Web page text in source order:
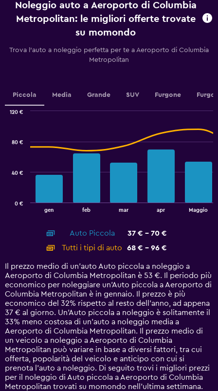
Range:
91
categories.
has
values.
Range:
40
Noleggio auto a Aeroporto di Columbia
Metropolitan: le migliori offerte trovate
su momondo
Trova l'auto a noleggio perfetta per te a Aeroporto di Columbia
Metropolitan
Piccola Media Grande SUV Furgone
14
categories.
The
chart
has
1
Y
axis
displaying
values.
Range:
0
to
120.
gen feb mar apr Maggio
0 €
40 €
80 €
120 €
Auto Piccola
37 € - 70 €
Tutti i tipi di auto
68 € - 96 €
Il prezzo medio di un'auto Auto piccola a noleggio a
Aeroporto di Columbia Metropolitan è 53 €. Il periodo più
economico per noleggiare un'Auto piccola a Aeroporto di
Columbia Metropolitan è in gennaio. Il prezzo è più
economico del 32% rispetto al resto dell'anno, ad appena
37 € al giorno. Un'Auto piccola a noleggio è solitamente il
33% meno costosa di un'auto a noleggio media a
Aeroporto di Columbia Metropolitan. Il prezzo medio di
un veicolo a noleggio a Aeroporto di Columbia
Metropolitan può variare in base a diversi fattori, tra cui
offerta, popolarità del veicolo e anticipo con cui si
prenota l'auto a noleggio. Di seguito trovi i migliori prezzi
per il noleggio di Auto piccola a Aeroporto di Columbia
Metropolitan trovati su momondo nell'ultima settimana.